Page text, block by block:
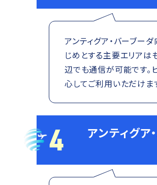
アンティグア・バーブー
じめとする主要エリアは
辺でも通信が可能です。
心してご利用いただけま
4
アンティグ